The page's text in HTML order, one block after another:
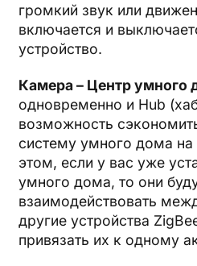
громкий звук или
включается и
устройство.
Камера – Центр умного
одновременно и Hub
возможность
систему умного дома
этом, если у вас уже
умного дома, то они
взаимодействовать
другие устройства
привязать их к одному